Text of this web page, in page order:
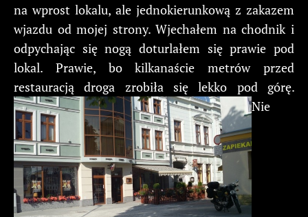
na wprost lokalu, ale jednokierunkową z zakazem
wjazdu od mojej strony. Wjechałem na chodnik i
odpychając się nogą doturlałem się prawie pod
lokal. Prawie, bo kilkanaście metrów przed
restauracją droga zrobiła się lekko pod górę.
Nie